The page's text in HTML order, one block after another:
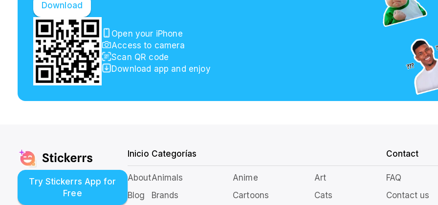
Download
Open your iPhone
Access to camera
Scan QR code
Download app and enjoy
Try Stickerrs App for
Free
Inicio
About
Blog
Categorías
Animals Anime
Art
Brands
Cartoons Cats
Contact
FAQ
Contact us